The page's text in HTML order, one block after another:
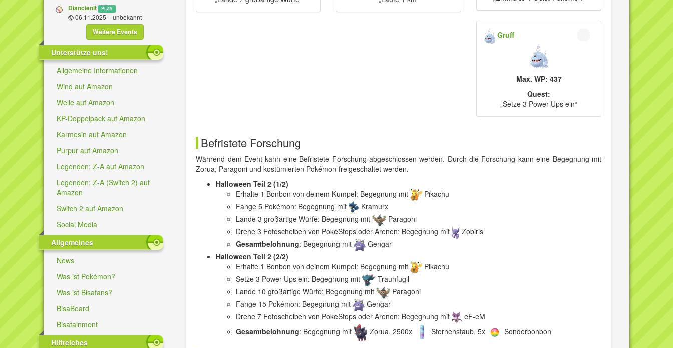
Diancienit PLZA
06.11.2025 – unbekannt
Weitere Events
Unterstütze uns!
Allgemeine Informationen
Wind auf Amazon
Welle auf Amazon
KP-Doppelpack auf Amazon
Karmesin auf Amazon
Purpur auf Amazon
Legenden: Z-A auf Amazon
Legenden: Z-A (Switch 2) auf
Amazon
Switch 2 auf Amazon
Social Media
Allgemeines
News
Was ist Pokémon?
Was ist Bisafans?
BisaBoard
Bisatainment
Hilfreiches
Gruff
Max. WP: 437
Quest:
„Setze 3 Power-Ups ein“
Befristete Forschung
Während dem Event kann eine Befristete Forschung abgeschlossen werden. Durch die Forschung kann eine Begegnung mit
Zorua, Paragoni und kostümierten Pokémon freigeschaltet werden.
Halloween Teil 2 (1/2)
Erhalte 1 Bonbon von deinem Kumpel: Begegnung mit
Pikachu
Fange 5 Pokémon: Begegnung mit
Kramurx
Lande 3 großartige Würfe: Begegnung mit
Paragoni
Drehe 3 Fotoscheiben von PokéStops oder Arenen: Begegnung mit
Zobiris
Gesamtbelohnung: Begegnung mit
Gengar
Halloween Teil 2 (2/2)
Erhalte 1 Bonbon von deinem Kumpel: Begegnung mit
Pikachu
Setze 3 Power-Ups ein: Begegnung mit
Traunfugil
Lande 10 großartige Würfe: Begegnung mit
Paragoni
Fange 15 Pokémon: Begegnung mit
Gengar
Drehe 7 Fotoscheiben von PokéStops oder Arenen: Begegnung mit
eF-eM
Gesamtbelohnung: Begegnung mit Zorua, 2500x Sternenstaub, 5x Sonderbonbon